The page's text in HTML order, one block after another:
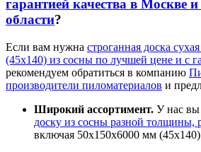
гарантией качества в Москве
области?
Если вам нужна строганная доска
(45х140) из сосны по лучшей цене и с
рекомендуем обратиться в компанию
производители пиломатериалов и
Широкий ассортимент. У нас вы
доску из сосны разной толщины,
включая 50x150x6000 мм